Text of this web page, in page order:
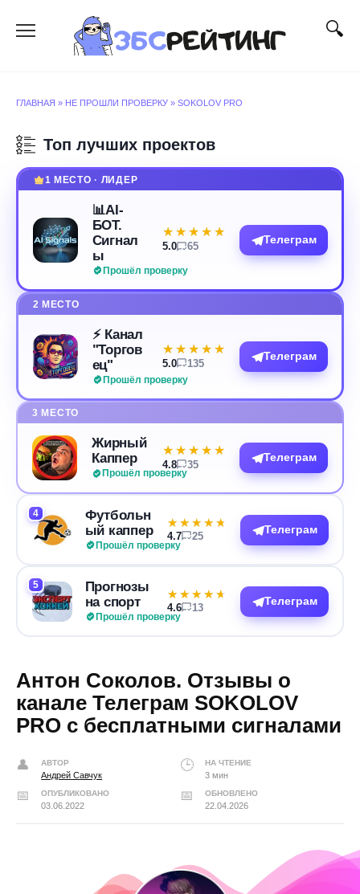
содержанию
ГЛАВНАЯ » НЕ ПРОШЛИ ПРОВЕРКУ » SOKOLOV PRO
Топ лучших проектов
1 МЕСТО · ЛИДЕР
📊AI-
БОТ.
Сигнал
ы
Прошёл проверку
★★★★★
★★★★★
5.0 65
Телеграм
2 МЕСТО
⚡️ Канал
"Торгов
ец"
Прошёл проверку
★★★★★
★★★★★
5.0 135
Телеграм
3 МЕСТО
Жирный
Каппер
Прошёл проверку
★★★★★
★★★★★
4.8 35
Телеграм
4
Футбольн
ый каппер
Прошёл проверку
★★★★★
★★★★★
4.7 25
Телеграм
5
Прогнозы
на спорт
Прошёл проверку
★★★★★
★★★★★
4.6 13
Телеграм
Антон Соколов. Отзывы о
канале Телеграм SOKOLOV
PRO с бесплатными сигналами
АВТОР
Андрей Савчук
НА ЧТЕНИЕ
3 мин
ОПУБЛИКОВАНО
03.06.2022
ОБНОВЛЕНО
22.04.2026